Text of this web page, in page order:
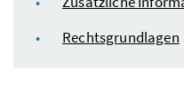
Rechtsgrundlagen